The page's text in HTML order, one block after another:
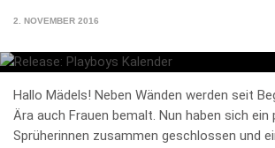
2. NOVEMBER 2016
Hallo Mädels! Neben Wänden werden seit
Ära auch Frauen bemalt. Nun haben sich ein
Sprüherinnen zusammen geschlossen und